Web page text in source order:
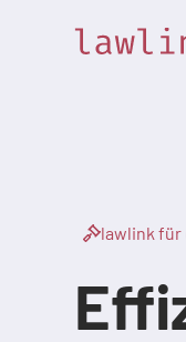
lawlink